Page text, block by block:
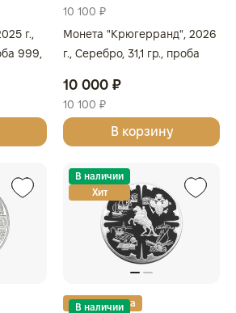
г.,
999,
10 100 ₽
Монета "Крюгерранд", 2026
г., Серебро, 31,1 гр., проба
10 000 ₽
10 100 ₽
В корзину
В наличии
Хит
Золотая карта
В наличии